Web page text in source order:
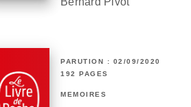
PARUTION : 02/09/2020
192 PAGES
MÉMOIRES